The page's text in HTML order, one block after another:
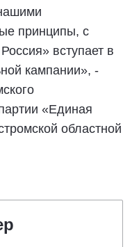
принципы, с
вступает в
кампании», -
«Единая
областной